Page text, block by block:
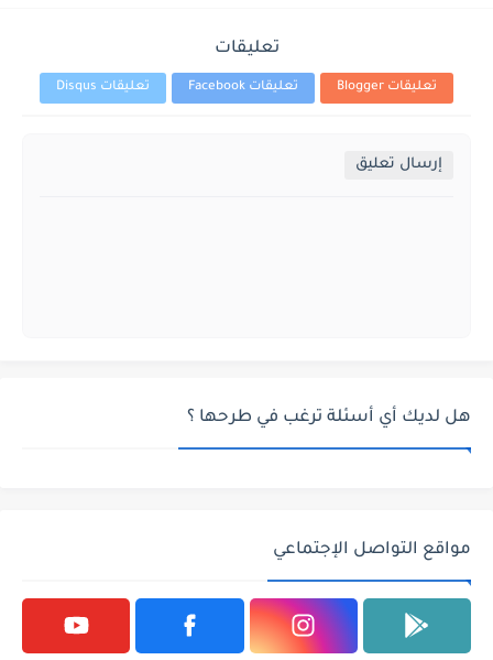
تعليقات
تعليقات Blogger تعليقات Facebook تعليقات Disqus
إرسال تعليق
هل لديك أي أسئلة ترغب في طرحها ؟
مواقع التواصل الإجتماعي